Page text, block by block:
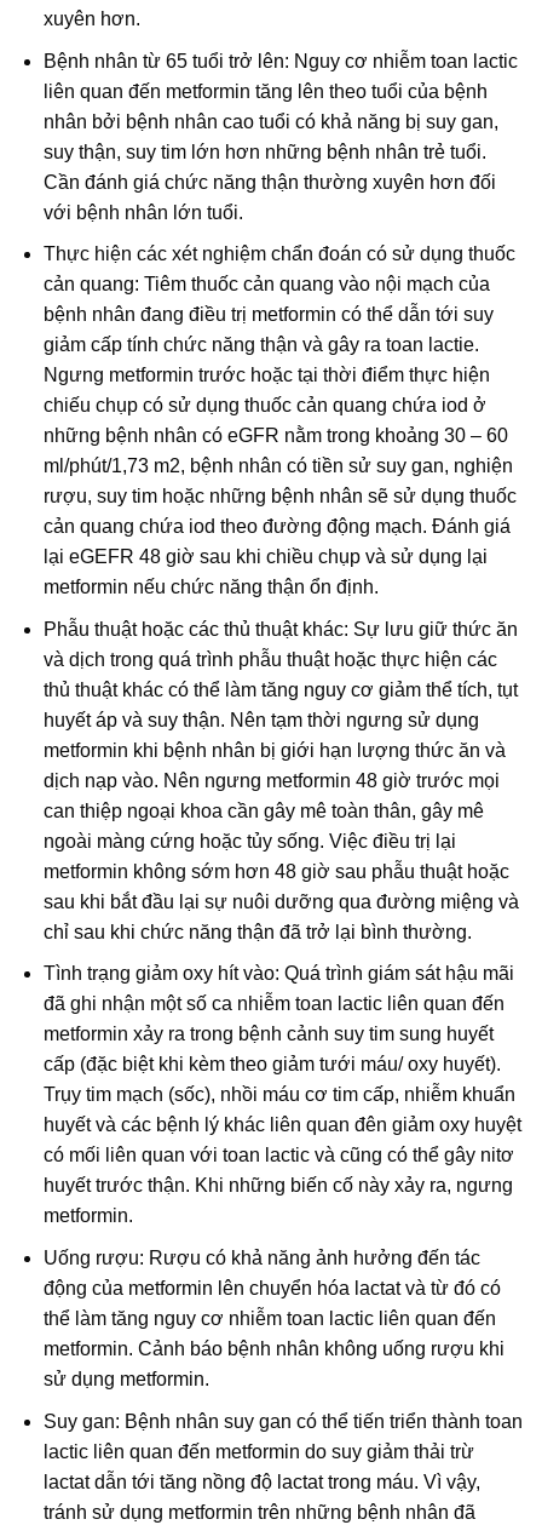
xuyên hơn.
Bệnh nhân từ 65 tuổi trở lên: Nguy cơ nhiễm toan lactic
liên quan đến metformin tăng lên theo tuổi của bệnh
nhân bởi bệnh nhân cao tuổi có khả năng bị suy gan,
suy thận, suy tim lớn hơn những bệnh nhân trẻ tuổi.
Cần đánh giá chức năng thận thường xuyên hơn đối
với bệnh nhân lớn tuổi.
Thực hiện các xét nghiệm chẩn đoán có sử dụng thuốc
cản quang: Tiêm thuốc cản quang vào nội mạch của
bệnh nhân đang điều trị metformin có thể dẫn tới suy
giảm cấp tính chức năng thận và gây ra toan lactie.
Ngưng metformin trước hoặc tại thời điểm thực hiện
chiếu chụp có sử dụng thuốc cản quang chứa iod ở
những bệnh nhân có eGFR nằm trong khoảng 30 – 60
ml/phút/1,73 m2, bệnh nhân có tiền sử suy gan, nghiện
rượu, suy tim hoặc những bệnh nhân sẽ sử dụng thuốc
cản quang chứa iod theo đường động mạch. Đánh giá
lại eGEFR 48 giờ sau khi chiều chụp và sử dụng lại
metformin nếu chức năng thận ổn định.
Phẫu thuật hoặc các thủ thuật khác: Sự lưu giữ thức ăn
và dịch trong quá trình phẫu thuật hoặc thực hiện các
thủ thuật khác có thể làm tăng nguy cơ giảm thể tích, tụt
huyết áp và suy thận. Nên tạm thời ngưng sử dụng
metformin khi bệnh nhân bị giới hạn lượng thức ăn và
dịch nạp vào. Nên ngưng metformin 48 giờ trước mọi
can thiệp ngoại khoa cần gây mê toàn thân, gây mê
ngoài màng cứng hoặc tủy sống. Việc điều trị lại
metformin không sớm hơn 48 giờ sau phẫu thuật hoặc
sau khi bắt đầu lại sự nuôi dưỡng qua đường miệng và
chỉ sau khi chức năng thận đã trở lại bình thường.
Tình trạng giảm oxy hít vào: Quá trình giám sát hậu mãi
đã ghi nhận một số ca nhiễm toan lactic liên quan đến
metformin xảy ra trong bệnh cảnh suy tim sung huyết
cấp (đặc biệt khi kèm theo giảm tưới máu/ oxy huyết).
Trụy tim mạch (sốc), nhồi máu cơ tim cấp, nhiễm khuẩn
huyết và các bệnh lý khác liên quan đên giảm oxy huyệt
có mối liên quan với toan lactic và cũng có thể gây nitơ
huyết trước thận. Khi những biến cố này xảy ra, ngưng
metformin.
Uống rượu: Rượu có khả năng ảnh hưởng đến tác
động của metformin lên chuyển hóa lactat và từ đó có
thể làm tăng nguy cơ nhiễm toan lactic liên quan đến
metformin. Cảnh báo bệnh nhân không uống rượu khi
sử dụng metformin.
Suy gan: Bệnh nhân suy gan có thể tiến triển thành toan
lactic liên quan đến metformin do suy giảm thải trừ
lactat dẫn tới tăng nồng độ lactat trong máu. Vì vậy,
tránh sử dụng metformin trên những bệnh nhân đã